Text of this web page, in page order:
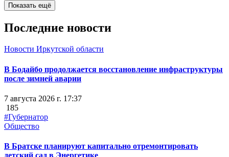
Показать ещё
Последние новости
Новости Иркутской области
В Бодайбо продолжается восстановление инфраструктуры
после зимней аварии
7 августа 2026 г. 17:37
185
#Губернатор
Общество
В Братске планируют капитально отремонтировать